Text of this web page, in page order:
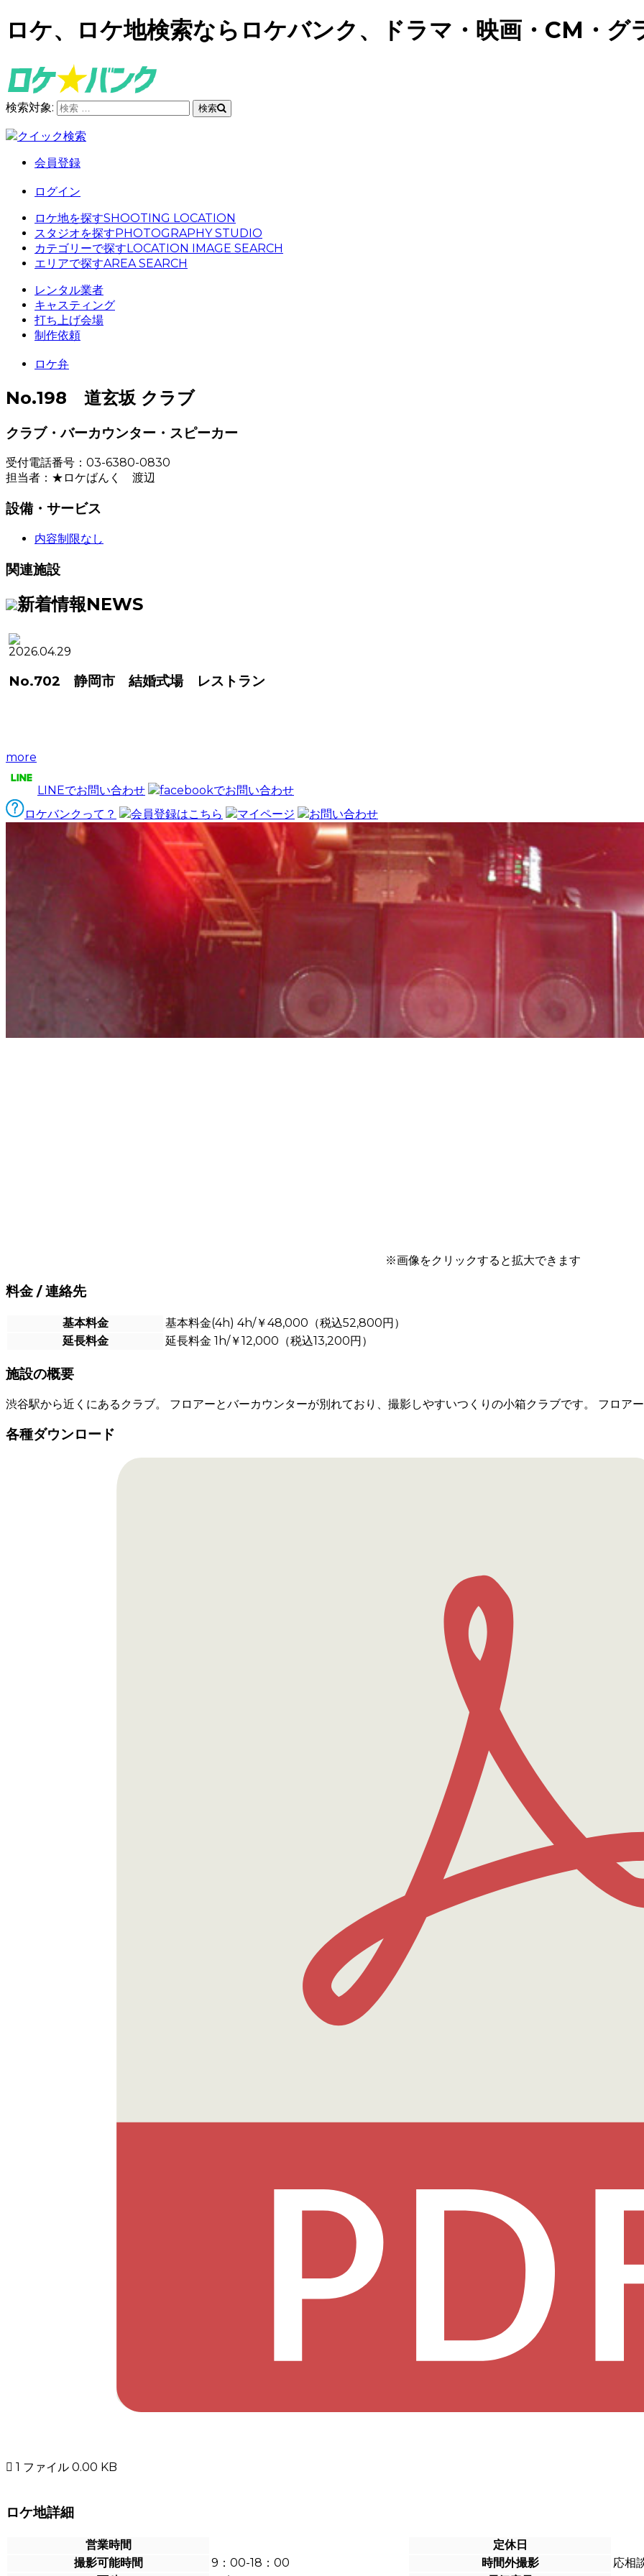
ロケ、ロケ地検索ならロケバンク、ドラマ・映画・CM・グ
検索対象: 検索
クイック検索
会員登録
ログイン
ロケ地を探すSHOOTING LOCATION
スタジオを探すPHOTOGRAPHY STUDIO
カテゴリーで探すLOCATION IMAGE SEARCH
エリアで探すAREA SEARCH
レンタル業者
キャスティング
打ち上げ会場
制作依頼
ロケ弁
No.198 道玄坂 クラブ
クラブ・バーカウンター・スピーカー
受付電話番号：03-6380-0830
担当者：★ロケばんく 渡辺
設備・サービス
内容制限なし
関連施設
新着情報NEWS
2026.04.29
No.702 静岡市 結婚式場 レストラン
more
LINEでお問い合わせ
facebookでお問い合わせ
ロケバンクって？
会員登録はこちら マイページ お問い合わせ
※画像をクリックすると拡大できます
料金 / 連絡先
基本料金
基本料金(4h) 4h/￥48,000（税込52,800円）
延長料金
延長料金 1h/￥12,000（税込13,200円）
施設の概要
渋谷駅から近くにあるクラブ。 フロアーとバーカウンターが別れており、撮影しやすいつくりの小箱クラブです。 フロア
各種ダウンロード
1 ファイル 0.00 KB
ロケ地詳細
営業時間
定休日
撮影可能時間
9：00-18：00 時間外撮影
応相